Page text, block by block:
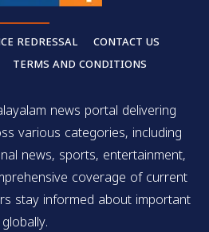
REDRESSAL
CONTACT US
TERMS AND CONDITIONS
news portal delivering
various categories, including
news, sports, entertainment,
coverage of current
stay informed about important